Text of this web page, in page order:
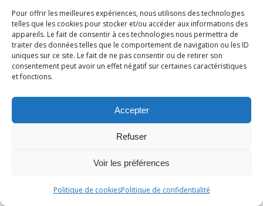
Pour offrir les meilleures expériences, nous utilisons des technologies
telles que les cookies pour stocker et/ou accéder aux informations des
appareils. Le fait de consentir à ces technologies nous permettra de
traiter des données telles que le comportement de navigation ou les ID
uniques sur ce site. Le fait de ne pas consentir ou de retirer son
consentement peut avoir un effet négatif sur certaines caractéristiques
et fonctions.
Accepter
Refuser
Voir les préférences
Politique de cookiesPolitique de confidentialité
Contenu et supports réservé aux membres.
Inscrivez-vous !
@2023